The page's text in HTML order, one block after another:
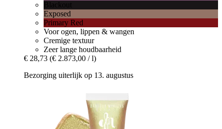
Blackout
Exposed
Primary Red
Voor ogen, lippen & wangen
Cremige textuur
Zeer lange houdbaarheid
€ 28,73 (€ 2.873,00 / l)
Bezorging uiterlijk op 13. augustus